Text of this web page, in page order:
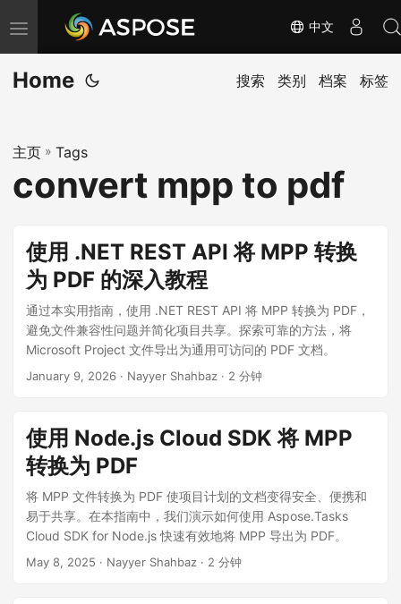
切
换
导
中文
Home 搜索 类别 档案 标签
主页 » Tags
convert mpp to pdf
使用 .NET REST API 将 MPP 转换
为 PDF 的深入教程
通过本实用指南，使用 .NET REST API 将 MPP 转换为 PDF，
避免文件兼容性问题并简化项目共享。探索可靠的方法，将
Microsoft Project 文件导出为通用可访问的 PDF 文档。
January 9, 2026 · Nayyer Shahbaz · 2 分钟
使用 Node.js Cloud SDK 将 MPP
转换为 PDF
将 MPP 文件转换为 PDF 使项目计划的文档变得安全、便携和
易于共享。在本指南中，我们演示如何使用 Aspose.Tasks
Cloud SDK for Node.js 快速有效地将 MPP 导出为 PDF。
May 8, 2025 · Nayyer Shahbaz · 2 分钟